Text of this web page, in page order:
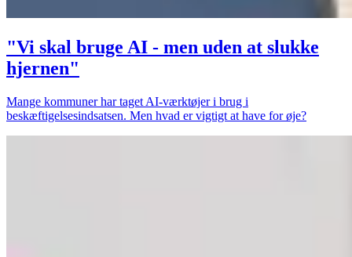
"Vi skal bruge AI - men uden at slukke
hjernen"
Mange kommuner har taget AI-værktøjer i brug i
beskæftigelsesindsatsen. Men hvad er vigtigt at have for øje?